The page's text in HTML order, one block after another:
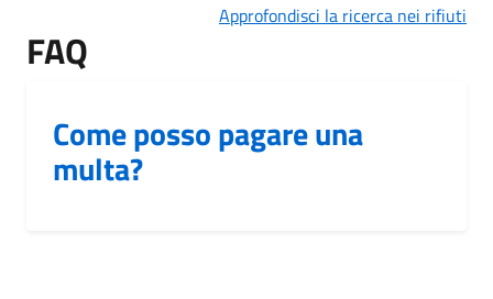
Approfondisci la ricerca nei rifiuti
FAQ
Come posso pagare una
multa?